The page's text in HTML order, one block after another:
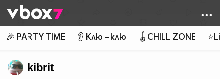
👾
🎉 PARTY TIME 👂 Клю – клю 🪀CHILL ZONE
kibrit